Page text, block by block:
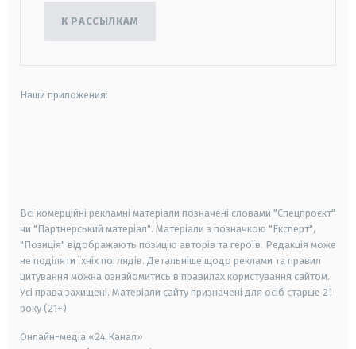
К РАССЫЛКАМ
Наши приложения:
Всі комерційні рекламні матеріали позначені словами "Спецпроєкт"
чи "Партнерський матеріал". Матеріали з позначкою "Експерт",
"Позиція" відображають позицію авторів та героїв. Редакція може
не поділяти їхніх поглядів. Детальніше щодо реклами та правил
цитування можна ознайомитись в правилах користування сайтом.
Усі права захищені. Матеріали сайту призначені для осіб старше 21
року (21+)
Онлайн-медіа «24 Канал»